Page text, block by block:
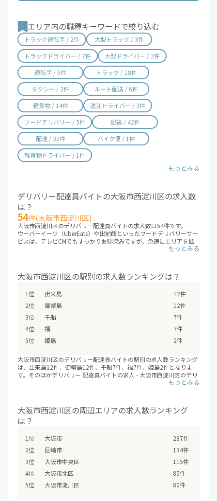
宮崎県 / 315件
鹿児島県 / 490件
沖縄県 / 286件
エリア内の職種キーワードで絞り込む
トラック運転手 / 2件
大型トラック / 3件
トラックドライバー / 7件
大型ドライバー / 2件
運転手 / 5件
トラック / 18件
タクシー / 2件
ルート配送 / 6件
軽貨物 / 14件
送迎ドライバー / 3件
フードデリバリー / 5件
配送 / 42件
配達 / 32件
バイク便 / 1件
軽貨物ドライバー / 1件
デリバリー配達員バイトの大阪市西淀川区の求人数
は？
54件(大阪市西淀川区)
大阪市西淀川区のデリバリー配達員バイトの求人数は54件です。
ウーバーイーツ（UberEats）や出前館といったフードデリバリーサー
ビスは、テレビCMでもすっかりお馴染みですが、急速にエリアを拡
大しています。これまでサービスが提供されていないエリアも、次々
大阪市西淀川区のエリアに、新しいデリバリー配達員バイトが追加さ
れていないか、ぜひチェックしてみてください。
※2026年08月最新
大阪市西淀川区の駅別の求人数ランキングは？
出来島
12件
御幣島
12件
千船
7件
福
7件
姫島
2件
大阪市西淀川区のデリバリー配達員バイトの駅別の求人数ランキング
は、出来島12件、御幣島12件、千船7件、福7件、姫島2件となりま
す。そのほかデリバリー 配達員バイトの求人 - 大阪市西淀川区のデリ
バリー配達員バイトの求人は、大阪市西淀川区の全5駅で募集してい
も先に、始まっていることも多いため、興味のあるエリアの配達員募
集の登録情報を小まめにチェックするオススメします。
大阪市西淀川区の周辺エリアの求人数ランキング
は？
大阪市
287件
尼崎市
134件
大阪市中央区
115件
大阪市北区
85件
大阪市淀川区
80件